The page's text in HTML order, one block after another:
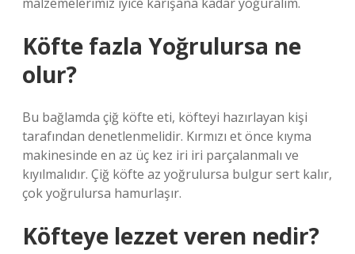
Köfte fazla Yoğrulursa ne
olur?
Bu bağlamda çiğ köfte eti, köfteyi hazırlayan kişi
tarafından denetlenmelidir. Kırmızı et önce kıyma
makinesinde en az üç kez iri iri parçalanmalı ve
kıyılmalıdır. Çiğ köfte az yoğrulursa bulgur sert kalır,
çok yoğrulursa hamurlaşır.
Köfteye lezzet veren nedir?